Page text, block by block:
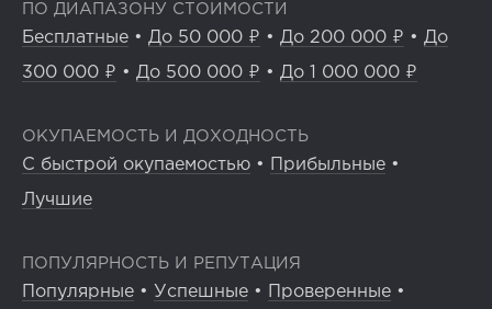
ПО ДИАПАЗОНУ СТОИМОСТИ
Бесплатные • До 50 000 ₽ • До 200 000 ₽ • До
300 000 ₽ • До 500 000 ₽ • До 1 000 000 ₽
ОКУПАЕМОСТЬ И ДОХОДНОСТЬ
С быстрой окупаемостью • Прибыльные •
Лучшие
ПОПУЛЯРНОСТЬ И РЕПУТАЦИЯ
Популярные • Успешные • Проверенные •